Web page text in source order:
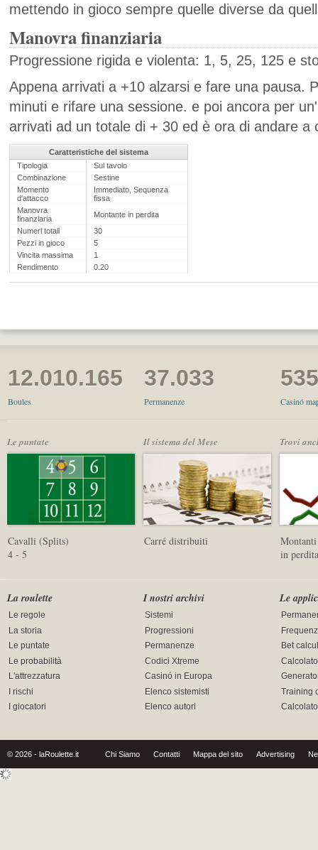
mettendo in gioco sempre quelle diverse da
Manovra finanziaria
Progressione rigida e violenta: 1, 5, 25, 125 e
Appena arrivati a +10 alzarsi e fare una pausa.
minuti e rifare una sessione. e poi ancora per
arrivati ad un totale di + 30 ed è ora di andare a
Caratteristiche del sistema
Tipologia
Sul tavolo
Combinazione
Sestine
Momento
d'attacco
Immediato, Sequenza
fissa
Manovra
finanziaria
Montante in perdita
Numeri totali
30
Pezzi in gioco
5
Vincita massima
1
Rendimento
0.20
12.010.165
Boules
37.033
Permanenze Casinó
Le puntate
Cavalli (Splits)
4 - 5
Il sistema del Mese
Carré distribuiti
Trovi
in perdita
La roulette
Le regole
La storia
Le puntate
Le probabilità
L'attrezzatura
I rischi
I giocatori
I nostri archivi
Sistemi
Progressioni
Permanenze
Codici Xtreme
Casinó in Europa
Elenco sistemisti
Elenco autori
Le
Bet
Training
© 2026 - laRoulette.it Chi Siamo Contatti Mappa del sito Advertising